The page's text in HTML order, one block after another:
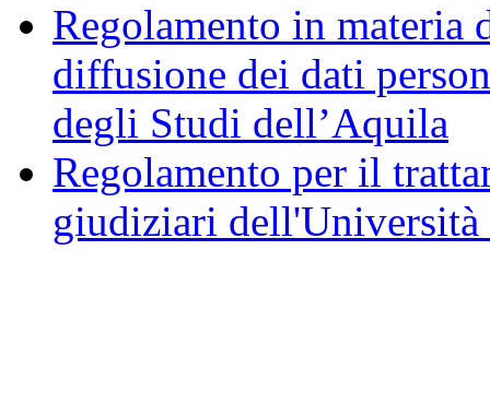
Regolamento in materia
diffusione dei dati
degli Studi dell’Aquila
Regolamento per il
giudiziari